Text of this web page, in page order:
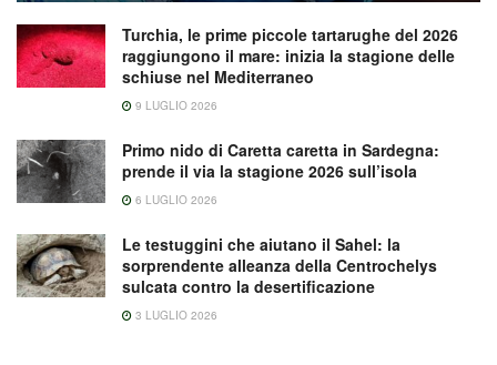
Turchia, le prime piccole tartarughe del 2026
raggiungono il mare: inizia la stagione delle
schiuse nel Mediterraneo
9 LUGLIO 2026
Primo nido di Caretta caretta in Sardegna:
prende il via la stagione 2026 sull’isola
6 LUGLIO 2026
Le testuggini che aiutano il Sahel: la
sorprendente alleanza della Centrochelys
sulcata contro la desertificazione
3 LUGLIO 2026